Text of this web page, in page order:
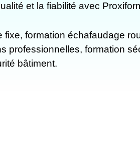
et la fiabilité avec
fixe, formation échafaudage
professionnelles, formation
bâtiment.